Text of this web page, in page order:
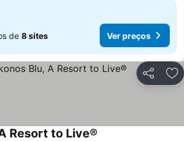
de 8 sites Ver preços
Partilhar
Resort to Live®